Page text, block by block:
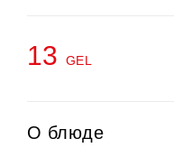
13 GEL
О блюде